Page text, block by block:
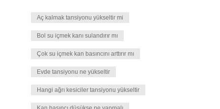
Aç kalmak tansiyonu yükseltir mi
Bol su içmek kanı sulandırır mı
Çok su içmek kan basıncını arttırır mı
Evde tansiyonu ne yükseltir
Hangi ağrı kesiciler tansiyonu yükseltir